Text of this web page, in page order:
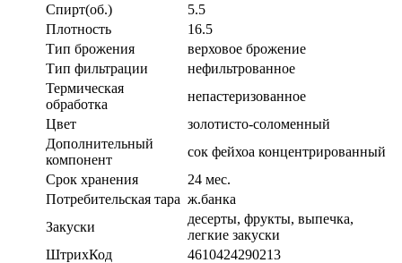
Спирт(об.)
5.5
Плотность
16.5
Тип брожения
верховое брожение
Тип фильтрации
нефильтрованное
Термическая
обработка
непастеризованное
Цвет
золотисто-соломенный
Дополнительный
компонент
сок фейхоа концентрированный
Срок хранения
24 мес.
Потребительская тара ж.банка
Закуски
десерты, фрукты, выпечка,
легкие закуски
ШтрихКод
4610424290213